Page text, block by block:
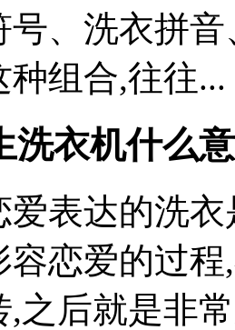
号、洗衣拼
组合,往往...
洗衣机什么
爱表达的洗
容恋爱的过
,之后就是非